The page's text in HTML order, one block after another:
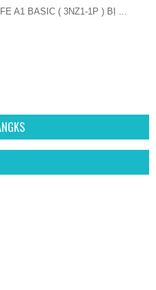
A1 BASIC ( 3NZ1-1P ) BỊ ...